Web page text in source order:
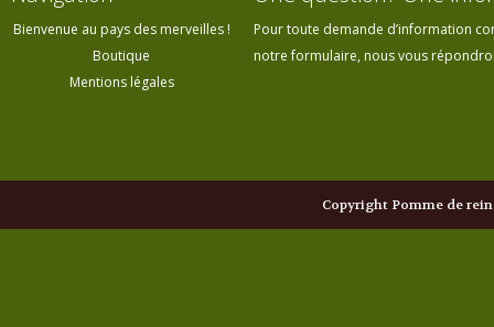
Bienvenue au pays des merveilles !
Boutique
Mentions légales
Pour toute demande d’information
notre formulaire, nous vous
Copyright Pomme de